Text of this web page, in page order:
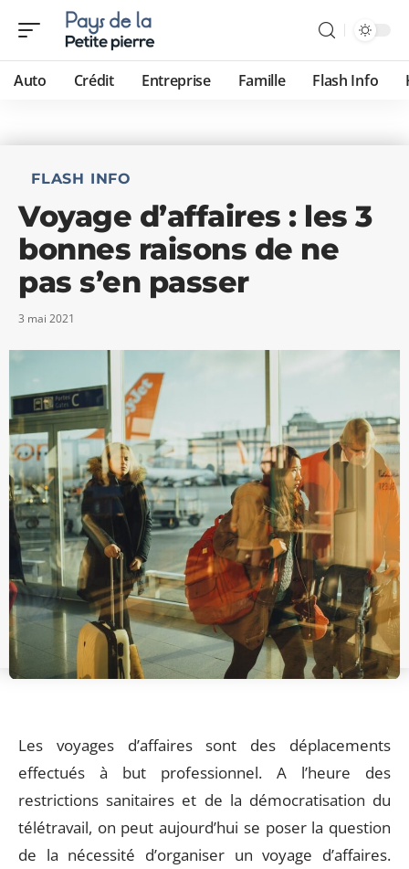
Auto Crédit Entreprise Famille Flash Info
FLASH INFO
Voyage d’affaires : les 3
bonnes raisons de ne
pas s’en passer
3 mai 2021
Les voyages d’affaires sont des déplacements
effectués à but professionnel. A l’heure des
restrictions sanitaires et de la démocratisation du
télétravail, on peut aujourd’hui se poser la question
de la nécessité d’organiser un voyage d’affaires.